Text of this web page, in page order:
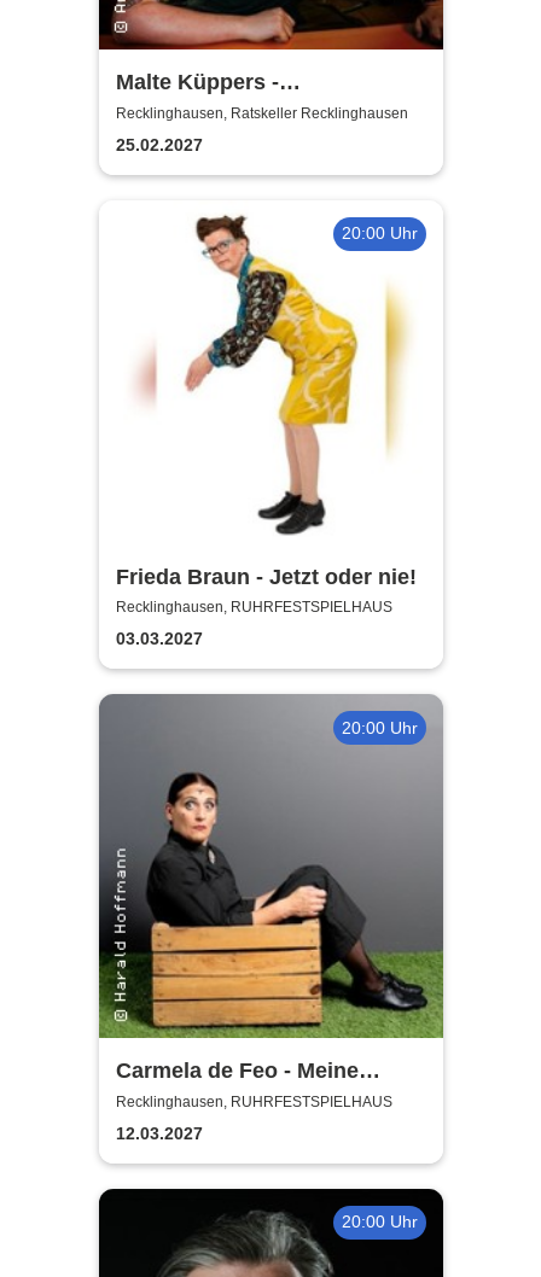
Malte Küppers -
Antisozialarbeiter
Recklinghausen, Ratskeller Recklinghausen
25.02.2027
20:00 Uhr
Frieda Braun - Jetzt oder nie!
Recklinghausen, RUHRFESTSPIELHAUS
03.03.2027
20:00 Uhr
Carmela de Feo - Meine
besten Knaller
Recklinghausen, RUHRFESTSPIELHAUS
12.03.2027
20:00 Uhr